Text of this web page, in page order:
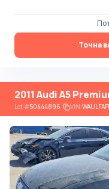
Точна
2011 Audi A5
Lot#50444896 VIN: